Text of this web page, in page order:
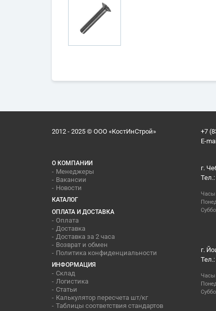
2012 - 2025 © ООО «КостИнСтрой»
+7
E-
О КОМПАНИИ
Менеджеры
Вакансии
Новости
КАТАЛОГ
ОПЛАТА И ДОСТАВКА
Оплата
Доставка
Доставка за 2 часа
Возврат и обмен
Политика конфиденциальности
ИНФОРМАЦИЯ
Склад
Логистика
Статьи
Калькулятор пересчета шт/кг
Таблицы соответствия стандартов
г.
Тел.:
Часы
г.
Часы